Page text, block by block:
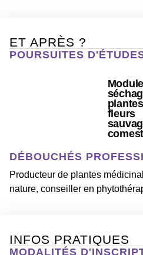
ET APRÈS ?
POURSUITES
Module
fleurs
DÉBOUCHÉS
Producteur de plantes
nature, conseiller en
INFOS PRATIQUES
MODALITÉS